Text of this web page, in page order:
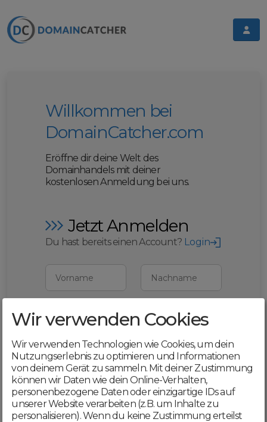
Willkommen bei
DomainCatcher.com
Eröffne dir deine Welt des
Domainhandels mit deiner
kostenlosen Anmeldung bei uns.
Jetzt Anmelden
Du hast bereits einen Account? Login
Vorname Nachname
E-Mail
Mit deiner Registrierung bestätigst du,
dass du dieAGBund
Datenschutzerklärung akzeptierst
Weiter
Wir verwenden Cookies
Wir verwenden Technologien wie Cookies, um dein
Nutzungserlebnis zu optimieren und Informationen
von deinem Gerät zu sammeln. Mit deiner Zustimmung
können wir Daten wie dein Online-Verhalten,
personenbezogene Daten oder einzigartige IDs auf
unserer Website verarbeiten (z.B. um Inhalte zu
personalisieren). Wenn du keine Zustimmung erteilst